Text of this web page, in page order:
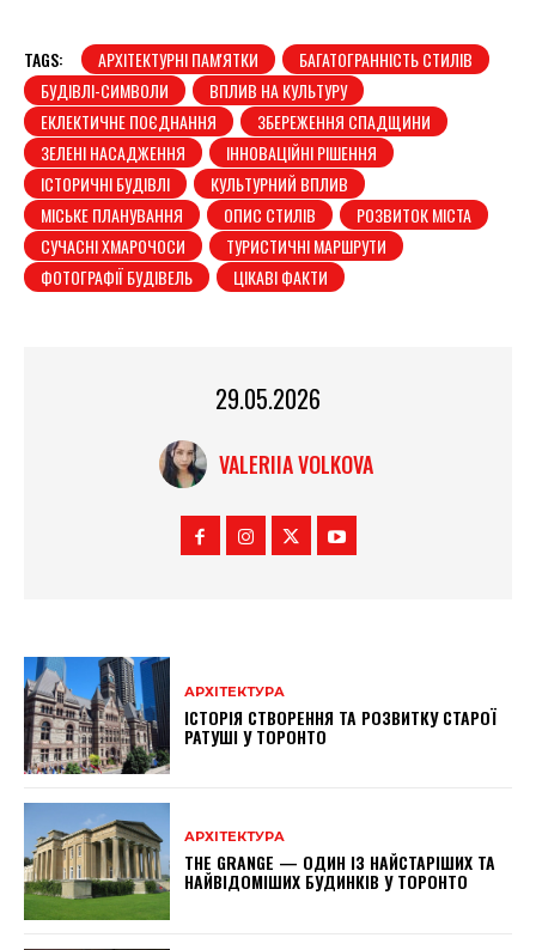
TAGS: АРХІТЕКТУРНІ ПАМ'ЯТКИ
БАГАТОГРАННІСТЬ СТИЛІВ
БУДІВЛІ-СИМВОЛИ
ВПЛИВ НА КУЛЬТУРУ
ЕКЛЕКТИЧНЕ ПОЄДНАННЯ
ЗБЕРЕЖЕННЯ СПАДЩИНИ
ЗЕЛЕНІ НАСАДЖЕННЯ
ІННОВАЦІЙНІ РІШЕННЯ
ІСТОРИЧНІ БУДІВЛІ
КУЛЬТУРНИЙ ВПЛИВ
МІСЬКЕ ПЛАНУВАННЯ
ОПИС СТИЛІВ
РОЗВИТОК МІСТА
СУЧАСНІ ХМАРОЧОСИ
ТУРИСТИЧНІ МАРШРУТИ
ФОТОГРАФІЇ БУДІВЕЛЬ
ЦІКАВІ ФАКТИ
29.05.2026
VALERIIA VOLKOVA
АРХІТЕКТУРА
ІСТОРІЯ СТВОРЕННЯ ТА РОЗВИТКУ СТАРОЇ
РАТУШІ У ТОРОНТО
АРХІТЕКТУРА
THE GRANGE — ОДИН ІЗ НАЙСТАРІШИХ ТА
НАЙВІДОМІШИХ БУДИНКІВ У ТОРОНТО